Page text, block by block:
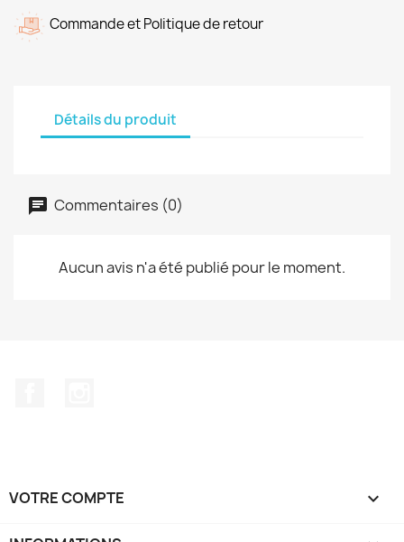
Commande et Politique de retour
Détails du produit
Commentaires (0)
Aucun avis n'a été publié pour le moment.
VOTRE COMPTE 